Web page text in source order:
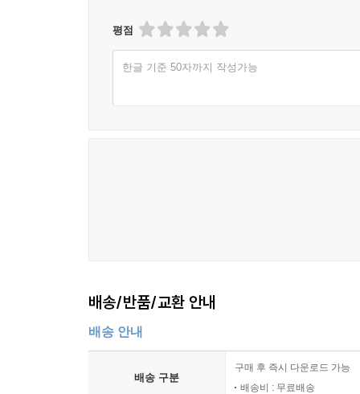
평점
한글 기준 50자까지 작성가능
배송/반품/교환 안내
배송 안내
배송 구분
구매 후 즉시 다운로드 가능
배송비 : 무료배송